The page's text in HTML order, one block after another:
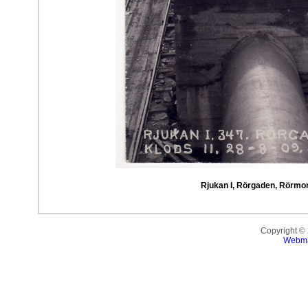
Rjukan I, Rörgaden,
Copyright ©